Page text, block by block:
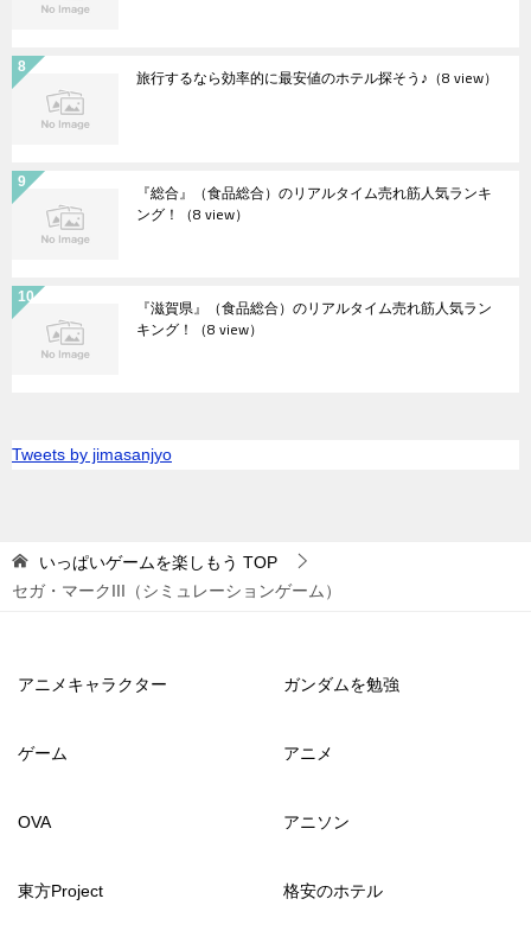
旅行するなら効率的に最安値のホテル探そう♪ （8 view）
『総合』（食品総合）のリアルタイム売れ筋人気ランキ
ング！ （8 view）
『滋賀県』（食品総合）のリアルタイム売れ筋人気ラン
キング！ （8 view）
Tweets by jimasanjyo
いっぱいゲームを楽しもう TOP
セガ・マークIII（シミュレーションゲーム）
アニメキャラクター ガンダムを勉強
ゲーム アニメ
OVA アニソン
東方Project 格安のホテル